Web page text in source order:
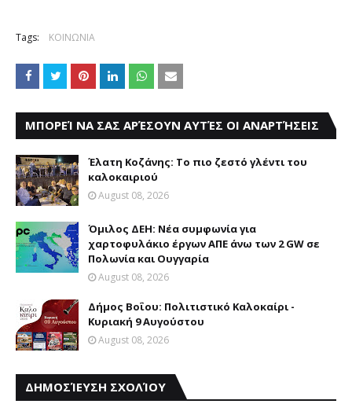
Tags: ΚΟΙΝΩΝΙΑ
ΜΠΟΡΕΊ ΝΑ ΣΑΣ ΑΡΈΣΟΥΝ ΑΥΤΈΣ ΟΙ ΑΝΑΡΤΉΣΕΙΣ
Έλατη Κοζάνης: Το πιο ζεστό γλέντι του
καλοκαιριού
August 08, 2026
Όμιλος ΔΕΗ: Νέα συμφωνία για
χαρτοφυλάκιο έργων ΑΠΕ άνω των 2 GW σε
Πολωνία και Ουγγαρία
August 08, 2026
Δήμος Βοΐου: Πολιτιστικό Καλοκαίρι -
Κυριακή 9 Αυγούστου
August 08, 2026
ΔΗΜΟΣΊΕΥΣΗ ΣΧΟΛΊΟΥ